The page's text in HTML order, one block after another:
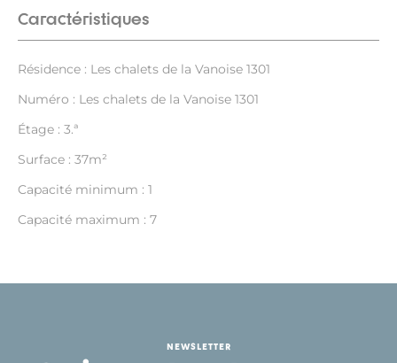
Caractéristiques
Résidence : Les chalets de la Vanoise 1301
Numéro : Les chalets de la Vanoise 1301
Étage : 3.ª
Surface : 37m²
Capacité minimum : 1
Capacité maximum : 7
NEWSLETTER